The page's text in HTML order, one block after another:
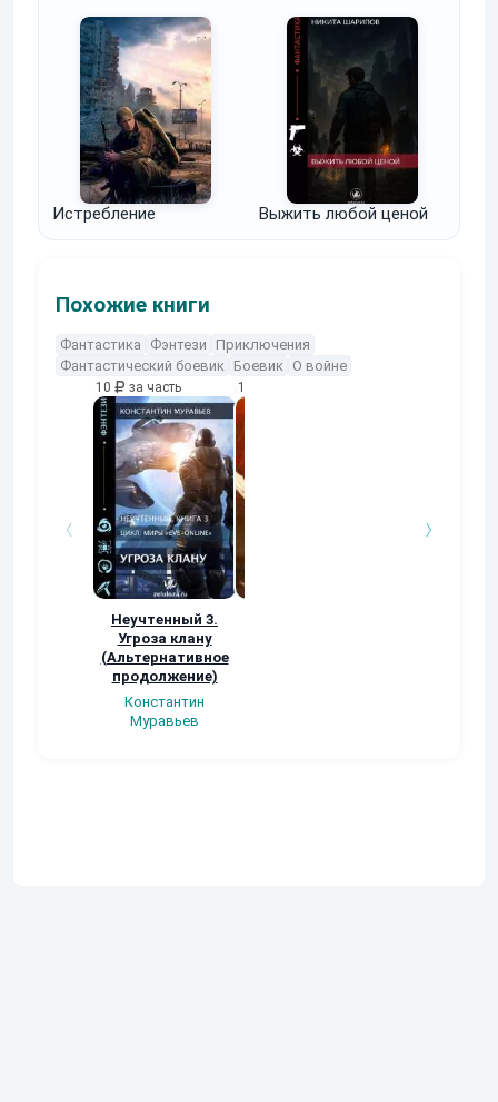
Истребление Выжить любой ценой
Похожие книги
Фантастика Фэнтези
Приключения
Фантастический боевик Боевик О войне
10 за часть
Неучтенный 3.
Угроза клану
(Альтернативное
продолжение)
Константин
Муравьев
10